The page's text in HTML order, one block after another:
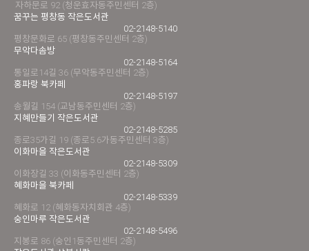
자하문로 92 (청운효자동주민센터 2층)
꿈꾸는 평창동 작은도서관
02-2148-5140
평창문화로 65 (평창동주민센터 2층)
무악다솜방
02-2148-5164
통일로14길 36 (무악동주민센터 2층)
홍파랑 북카페
02-2148-5197
송월길 154 (교남동주민센터 2층)
지혜만들기 작은도서관
02-2148-5285
종로35가길 19 (종로5.6가동주민센터 3층)
이화마을 작은도서관
02-2148-5309
이화장길 33 (이화동주민센터 2층)
혜화마을 북카페
02-2148-5339
혜화로 12 (혜화동자치회관 4층)
숭인마루 작은도서관
02-2148-5496
지봉로 86 (숭인1동주민센터 2층)